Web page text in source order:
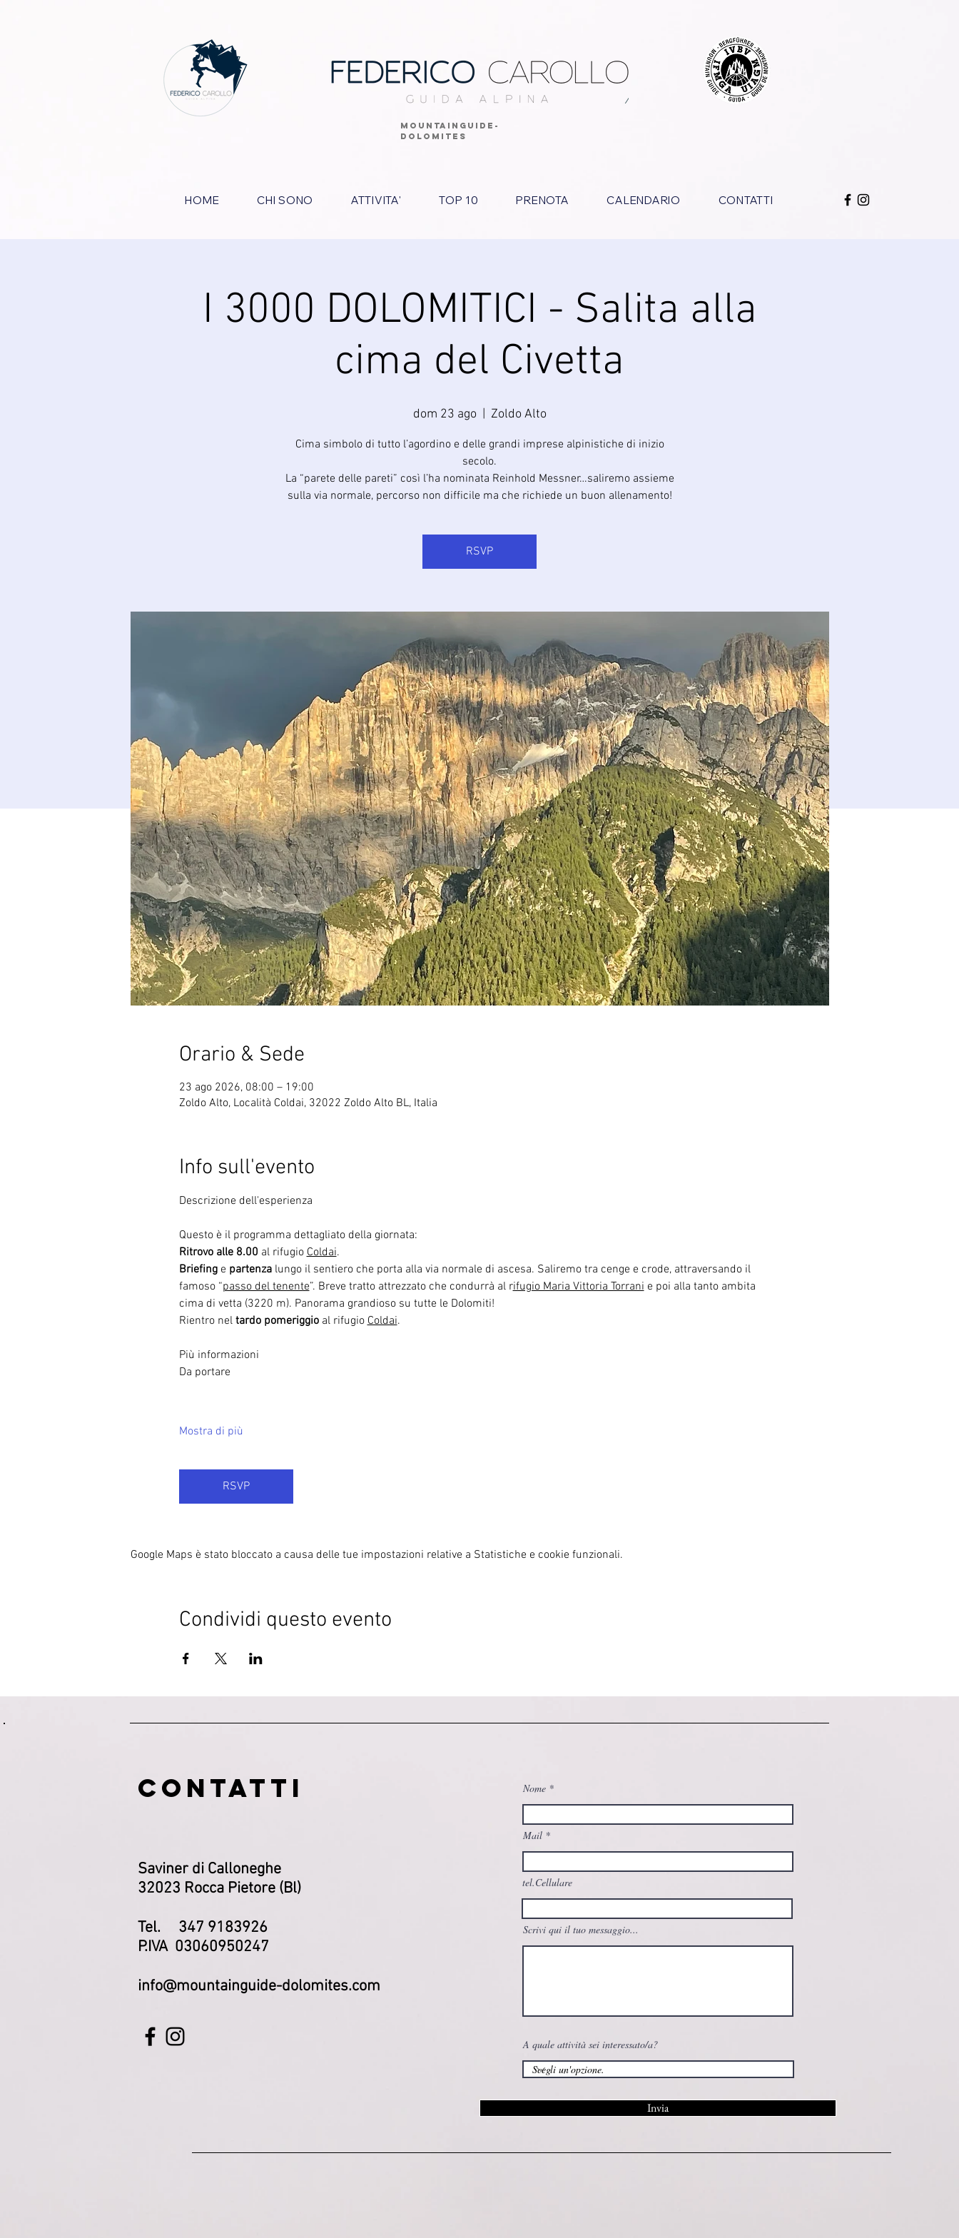
MOUNTAINGUIDE-
DOLOMITES
HOME CHI SONO ATTIVITA' TOP 10 PRENOTA CALENDARIO CONTATTI
I 3000 DOLOMITICI - Salita alla
cima del Civetta
dom 23 ago Zoldo Alto
Cima simbolo di tutto l’agordino e delle grandi imprese alpinistiche di inizio
secolo.
La “parete delle pareti” così l’ha nominata Reinhold Messner…saliremo assieme
sulla via normale, percorso non difficile ma che richiede un buon allenamento!
RSVP
Orario & Sede
23 ago 2026, 08:00 – 19:00
Zoldo Alto, Località Coldai, 32022 Zoldo Alto BL, Italia
Info sull'evento
Questo è il programma dettagliato della giornata:
Ritrovo alle 8.00 al rifugio Coldai.
Briefing e partenza lungo il sentiero che porta alla via normale di ascesa. Saliremo tra cenge e crode, attraversando il
famoso “passo del tenente”. Breve tratto attrezzato che condurrà al rifugio Maria Vittoria Torrani e poi alla tanto ambita
cima di vetta (3220 m). Panorama grandioso su tutte le Dolomiti!
Rientro nel tardo pomeriggio al rifugio Coldai.
Più informazioni
Mostra di più
RSVP
Google Maps è stato bloccato a causa delle tue impostazioni relative a Statistiche e cookie funzionali.
Condividi questo evento
Saviner di Calloneghe
32023 Rocca Pietore (Bl)
Tel. 347 9183926
P.IVA 03060950247
info@mountainguide-dolomites.com
Nome
Mail
tel.Cellulare
Scrivi qui il tuo messaggio...
A quale attività sei interessato/a?
Invia
CONTATTI